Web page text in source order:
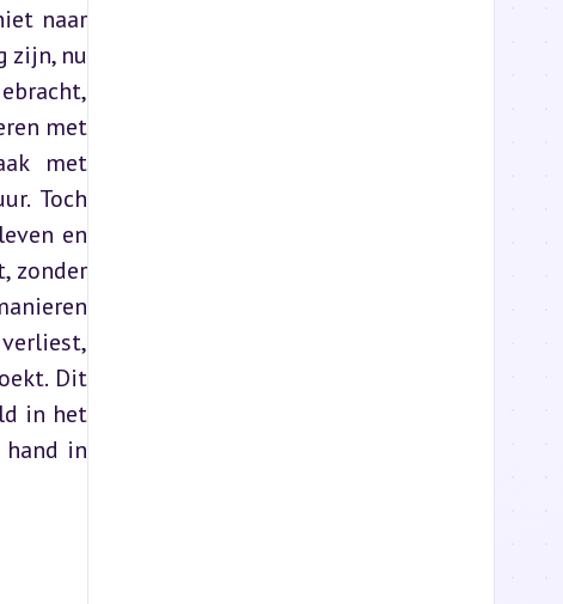
naar
zijn, nu
met
met
Toch
en
zonder
Dit
in het
hand in